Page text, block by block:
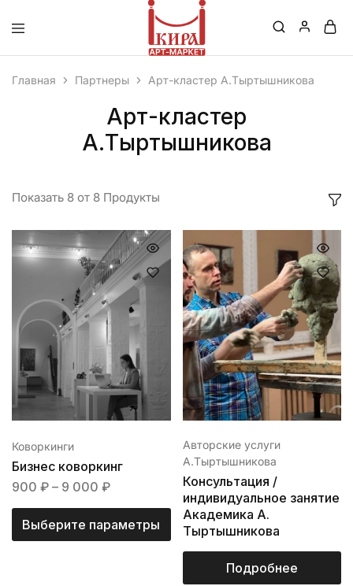
–
Маркет
Главная Партнеры Арт-кластер А.Тыртышникова
Арт-кластер
А.Тыртышникова
Показать 8 от 8 Продукты
Коворкинги
Бизнес коворкинг
900 ₽ – 9 000 ₽
Выберите параметры
Авторские услуги
А.Тыртышникова
Консультация /
индивидуальное занятие
Академика А.
Тыртышникова
Подробнее